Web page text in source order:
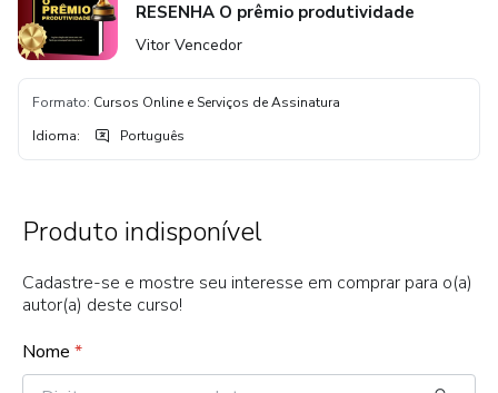
RESENHA O prêmio produtividade
Vitor Vencedor
Formato: Cursos Online e Serviços de Assinatura
Idioma: Português
Produto indisponível
Cadastre-se e mostre seu interesse em comprar para o(a)
autor(a) deste curso!
Nome *